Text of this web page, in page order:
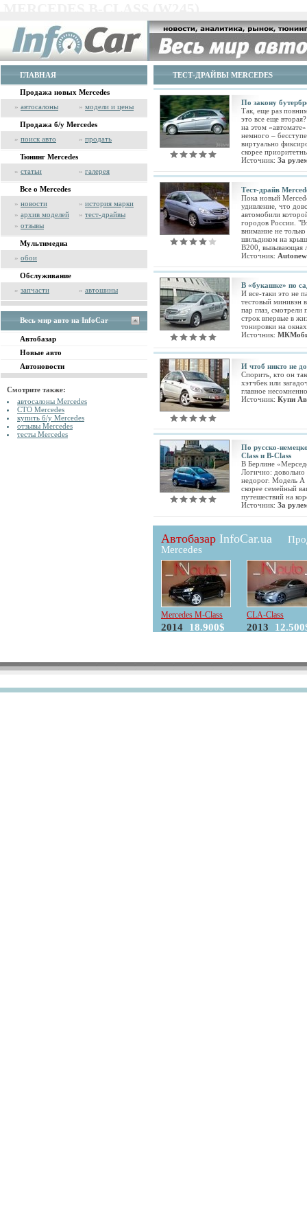
ГЛАВНАЯ
Продажа новых Mercedes
» автосалоны » модели и цены
Продажа б/у Mercedes
» поиск авто » продать
Тюнинг Mercedes
» статьи » галерея
Все о Mercedes
» новости » история марки
» архив моделей » тест-драйвы
» отзывы
Мультимедиа
» обои
Обслуживание
» запчасти » автошины
Весь мир авто на InfoCar
Автобазар
Новые авто
Автоновости
Смотрите также:
автосалоны Mercedes
СТО Mercedes
купить б/у Mercedes
отзывы Mercedes
тесты Mercedes
ТЕСТ-ДРАЙВЫ MERCEDES
По закону
Так, еще раз
это все еще
на этом
немного –
виртуально
скорее
Источник: За
Тест-драйв
Пока новый
удивление, что
автомобили
городов России.
внимание не
шильдиком на
B200, вызывающая
Источник:
В «букашке» по
И все-таки это не
тестовый минивэн
пар глаз, смотрели
строк впервые в
тонировки на
Источник:
И чтоб никто не
Спорить, кто он
хэтчбек или
главное
Источник: Купи
По русско-
Class и В-Class
В Берлине
Логично: довольно
недорог. Модель А
скорее семейный
путешествий на
Источник: За
Автобазар InfoCar.ua
Mercedes
Mercedes M-Class
2014 18.900$
CLA-Class
2013